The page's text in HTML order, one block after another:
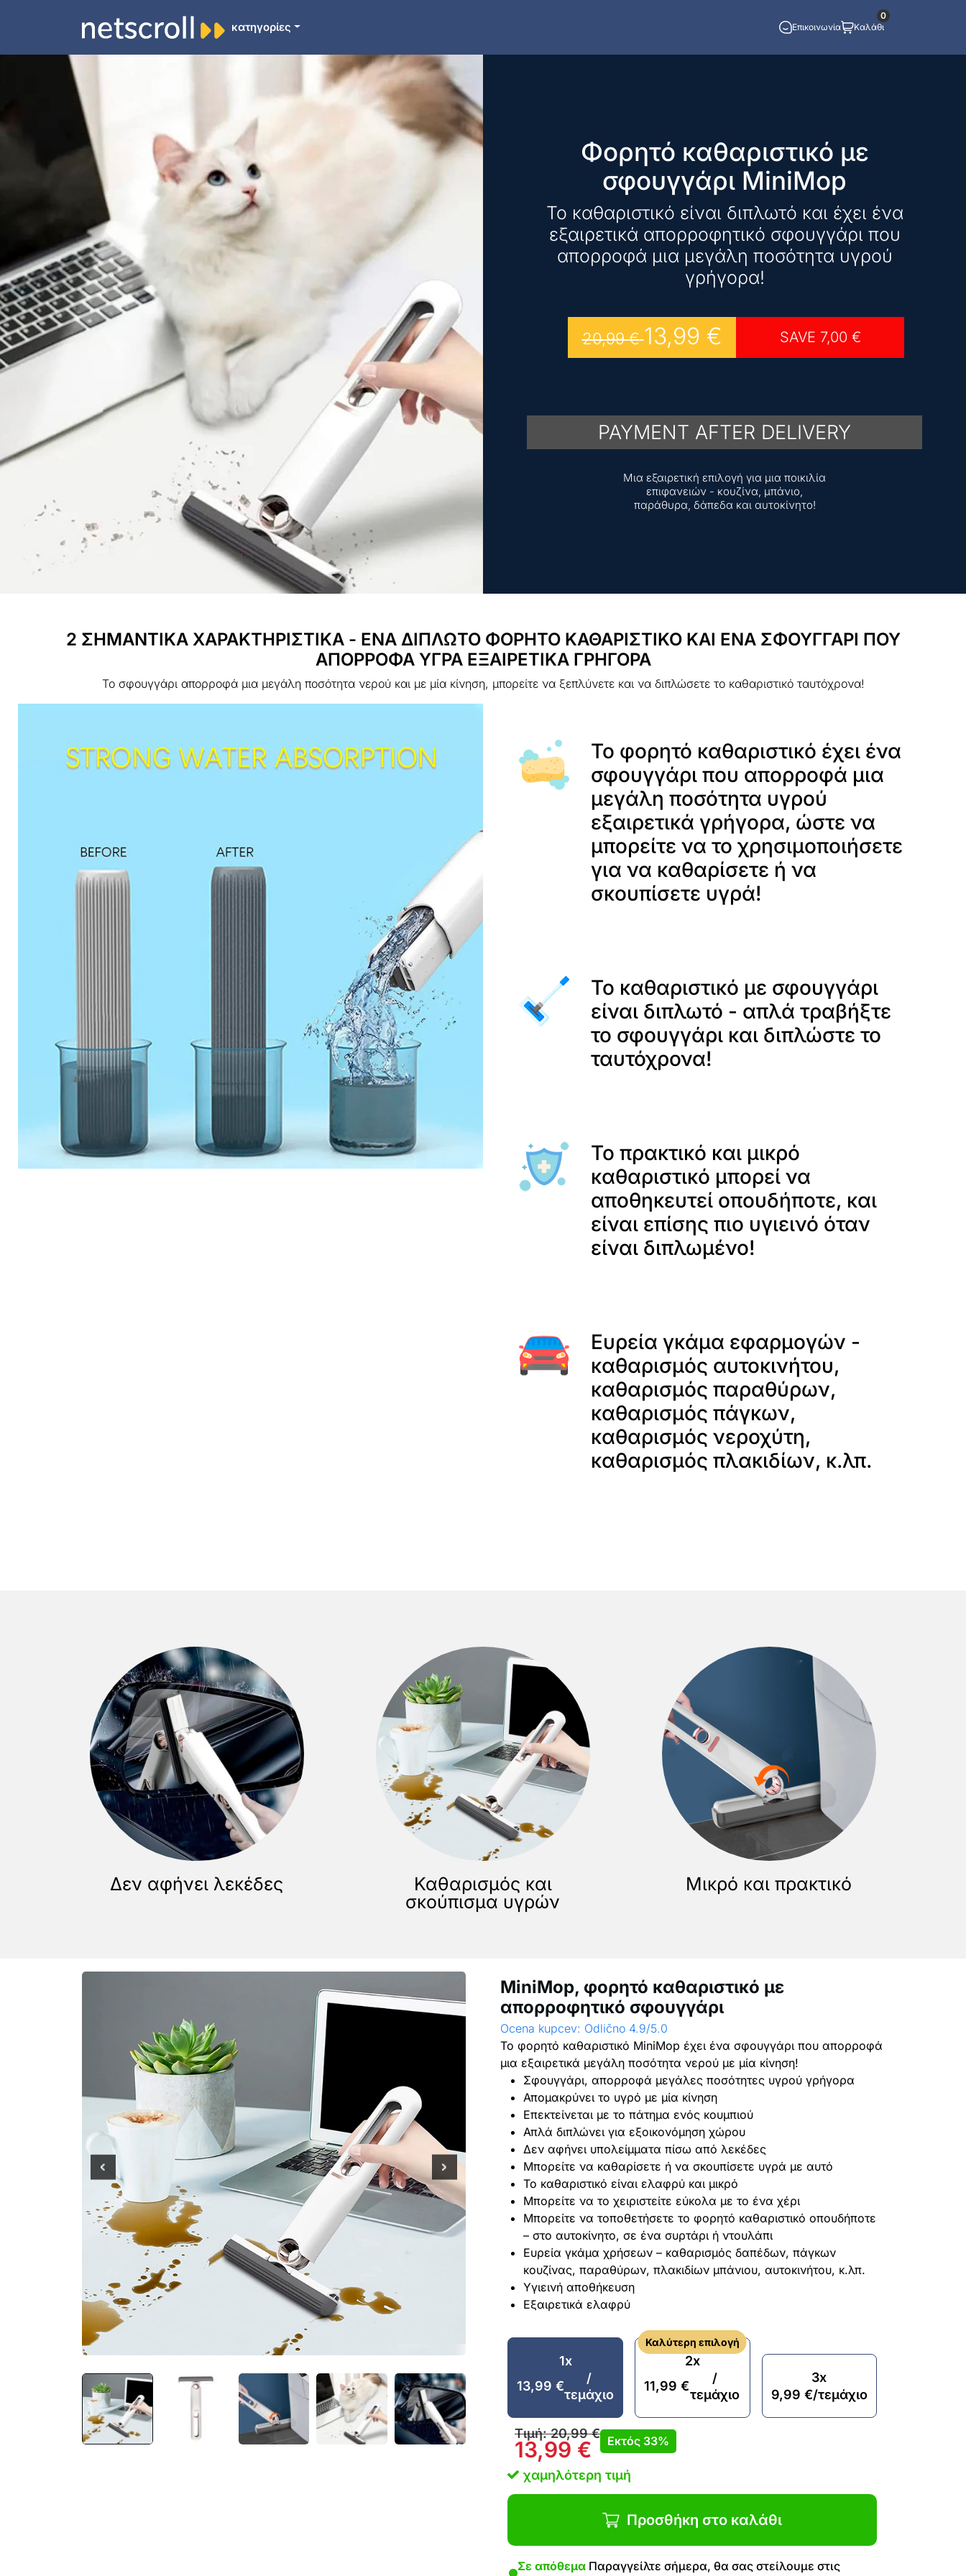
κατηγορίες Επικοινωνία Καλάθι
0
Φορητό καθαριστικό με
σφουγγάρι MiniMop
Το καθαριστικό είναι διπλωτό και έχει ένα
εξαιρετικά απορροφητικό σφουγγάρι που
απορροφά μια μεγάλη ποσότητα υγρού
γρήγορα!
20,99€ 13,99 € SAVE 7,00 €
PAYMENT AFTER DELIVERY
Μια εξαιρετική επιλογή για μια ποικιλία
επιφανειών - κουζίνα, μπάνιο,
παράθυρα, δάπεδα και αυτοκίνητο!
2 ΣΗΜΑΝΤΙΚΑ ΧΑΡΑΚΤΗΡΙΣΤΙΚΑ - ΕΝΑ ΔΙΠΛΩΤΟ ΦΟΡΗΤΟ ΚΑΘΑΡΙΣΤΙΚΟ ΚΑΙ ΕΝΑ ΣΦΟΥΓΓΑΡΙ ΠΟΥ
ΑΠΟΡΡΟΦΑ ΥΓΡΑ ΕΞΑΙΡΕΤΙΚΑ ΓΡΗΓΟΡΑ
Το σφουγγάρι απορροφά μια μεγάλη ποσότητα νερού και με μία κίνηση, μπορείτε να ξεπλύνετε και να διπλώσετε το καθαριστικό ταυτόχρονα!
Το φορητό καθαριστικό έχει ένα
σφουγγάρι που απορροφά μια
μεγάλη ποσότητα υγρού
εξαιρετικά γρήγορα, ώστε να
μπορείτε να το χρησιμοποιήσετε
για να καθαρίσετε ή να
σκουπίσετε υγρά!
Το καθαριστικό με σφουγγάρι
είναι διπλωτό - απλά τραβήξτε
το σφουγγάρι και διπλώστε το
ταυτόχρονα!
Το πρακτικό και μικρό
καθαριστικό μπορεί να
αποθηκευτεί οπουδήποτε, και
είναι επίσης πιο υγιεινό όταν
είναι διπλωμένο!
Ευρεία γκάμα εφαρμογών -
καθαρισμός αυτοκινήτου,
καθαρισμός παραθύρων,
καθαρισμός πάγκων,
καθαρισμός νεροχύτη,
καθαρισμός πλακιδίων, κ.λπ.
Δεν αφήνει λεκέδες
Καθαρισμός και
σκούπισμα υγρών
Μικρό και πρακτικό
MiniMop, φορητό καθαριστικό με
απορροφητικό σφουγγάρι
Ocena kupcev: Odlično 4.9/5.0
Το φορητό καθαριστικό MiniMop έχει ένα σφουγγάρι που απορροφά
μια εξαιρετικά μεγάλη ποσότητα νερού με μία κίνηση!
Σφουγγάρι, απορροφά μεγάλες ποσότητες υγρού γρήγορα
Απομακρύνει το υγρό με μία κίνηση
Επεκτείνεται με το πάτημα ενός κουμπιού
Απλά διπλώνει για εξοικονόμηση χώρου
Δεν αφήνει υπολείμματα πίσω από λεκέδες
Μπορείτε να καθαρίσετε ή να σκουπίσετε υγρά με αυτό
Το καθαριστικό είναι ελαφρύ και μικρό
Μπορείτε να το χειριστείτε εύκολα με το ένα χέρι
Μπορείτε να τοποθετήσετε το φορητό καθαριστικό οπουδήποτε
– στο αυτοκίνητο, σε ένα συρτάρι ή ντουλάπι
Ευρεία γκάμα χρήσεων – καθαρισμός δαπέδων, πάγκων
κουζίνας, παραθύρων, πλακιδίων μπάνιου, αυτοκινήτου, κ.λπ.
Υγιεινή αποθήκευση
Εξαιρετικά ελαφρύ
1x
13,99 €
/
τεμάχιο
Καλύτερη επιλογή
2x
11,99 €
/
τεμάχιο
3x
9,99 €/τεμάχιο
Τιμή:20,99€
13,99 € Εκτός 33%
χαμηλότερη τιμή
Προσθήκη στο καλάθι
Σε απόθεμα Παραγγείλτε σήμερα, θα σας στείλουμε στις